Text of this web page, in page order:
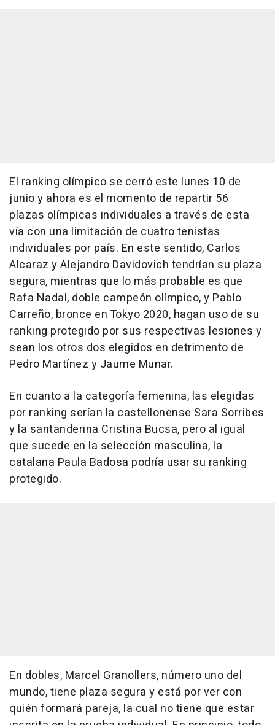
El ranking olímpico se cerró este lunes 10 de
junio y ahora es el momento de repartir 56
plazas olímpicas individuales a través de esta
vía con una limitación de cuatro tenistas
individuales por país. En este sentido, Carlos
Alcaraz y Alejandro Davidovich tendrían su plaza
segura, mientras que lo más probable es que
Rafa Nadal, doble campeón olímpico, y Pablo
Carreño, bronce en Tokyo 2020, hagan uso de su
ranking protegido por sus respectivas lesiones y
sean los otros dos elegidos en detrimento de
Pedro Martínez y Jaume Munar.
En cuanto a la categoría femenina, las elegidas
por ranking serían la castellonense Sara Sorribes
y la santanderina Cristina Bucsa, pero al igual
que sucede en la selección masculina, la
catalana Paula Badosa podría usar su ranking
protegido.
En dobles, Marcel Granollers, número uno del
mundo, tiene plaza segura y está por ver con
quién formará pareja, la cual no tiene que estar